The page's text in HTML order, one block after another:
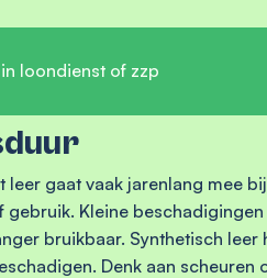
loondienst of zzp
gaat vaak jarenlang mee
Kleine
bruikbaar. Synthetisch leer
Denk aan scheuren